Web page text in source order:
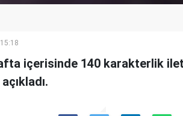
içerisinde 140 karakterlik